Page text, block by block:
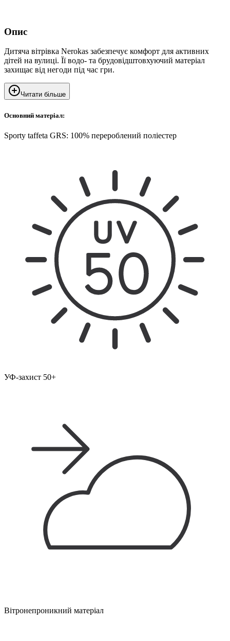
Опис
Дитяча вітрівка Nerokas забезпечує комфорт для активних
дітей на вулиці. Її водо- та брудовідштовхуючий матеріал
захищає від негоди під час гри.
Читати більше
Основний матеріал:
Sporty taffeta GRS: 100% перероблений поліестер
УФ-захист 50+
Вітронепроникний матеріал